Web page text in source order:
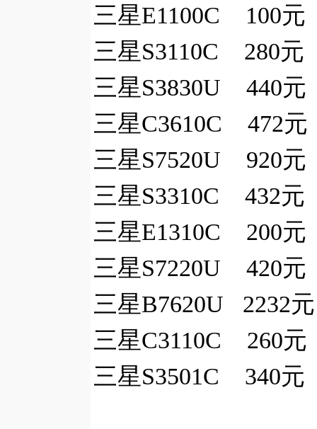
三星E1100C 100
三星S3110C 280
三星S3830U 440
三星C3610C 472
三星S7520U 920
三星S3310C 432
三星E1310C 200
三星S7220U 420
三星B7620U 2232
三星C3110C 260
三星S3501C 340